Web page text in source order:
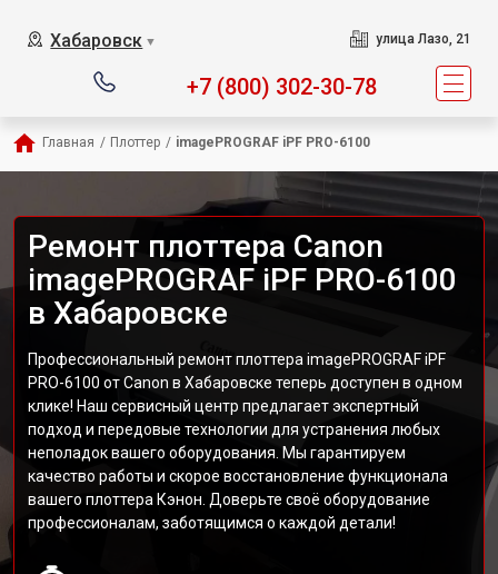
Хабаровск ▼ улица Лазо, 21
+7 (800) 302-30-78
Главная / Плоттер / imagePROGRAF iPF PRO-6100
Ремонт плоттера Canon
imagePROGRAF iPF PRO-6100
в Хабаровске
Профессиональный ремонт плоттера imagePROGRAF iPF
PRO-6100 от Canon в Хабаровске теперь доступен в одном
клике! Наш сервисный центр предлагает экспертный
подход и передовые технологии для устранения любых
неполадок вашего оборудования. Мы гарантируем
качество работы и скорое восстановление функционала
вашего плоттера Кэнон. Доверьте своё оборудование
профессионалам, заботящимся о каждой детали!